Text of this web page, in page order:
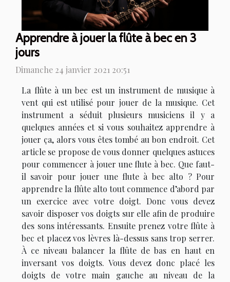
Apprendre à jouer la flûte à bec en 3
jours
Dimanche 24 janvier 2021 20:51
La flûte à un bec est un instrument de musique à
vent qui est utilisé pour jouer de la musique. Cet
instrument a séduit plusieurs musiciens il y a
quelques années et si vous souhaitez apprendre à
jouer ça, alors vous êtes tombé au bon endroit. Cet
article se propose de vous donner quelques astuces
pour commencer à jouer une flute à bec. Que faut-
il savoir pour jouer une flute à bec alto ? Pour
apprendre la flûte alto tout commence d’abord par
un exercice avec votre doigt. Donc vous devez
savoir disposer vos doigts sur elle afin de produire
des sons intéressants. Ensuite prenez votre flûte à
bec et placez vos lèvres là-dessus sans trop serrer.
À ce niveau balancer la flûte de bas en haut en
inversant vos doigts. Vous devez donc placé les
doigts de votre main gauche au niveau de la